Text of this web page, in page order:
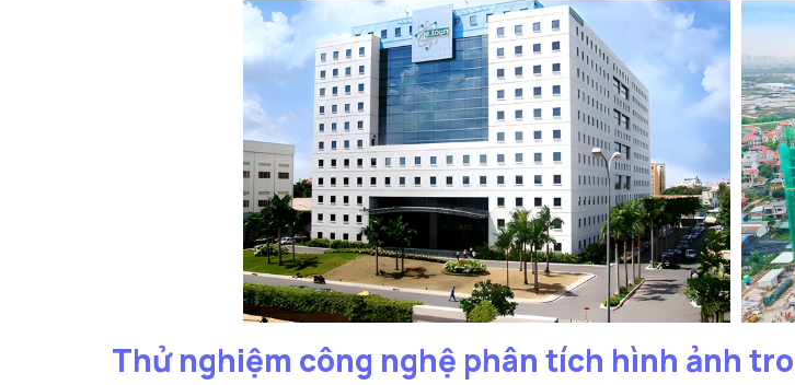
Thử nghiệm công nghệ phân tích hình ảnh